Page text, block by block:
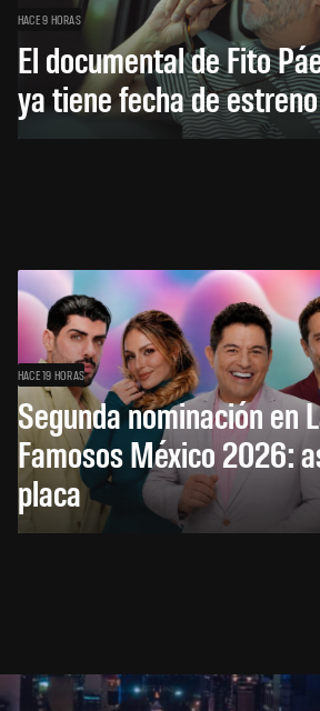
HACE 9 HORAS
El documental de Fito
ya tiene fecha de
HACE 19 HORAS
Segunda nominación en
Famosos México 2026:
placa